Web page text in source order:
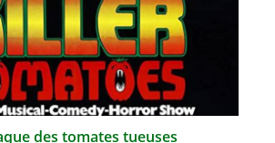
des tomates tueuses